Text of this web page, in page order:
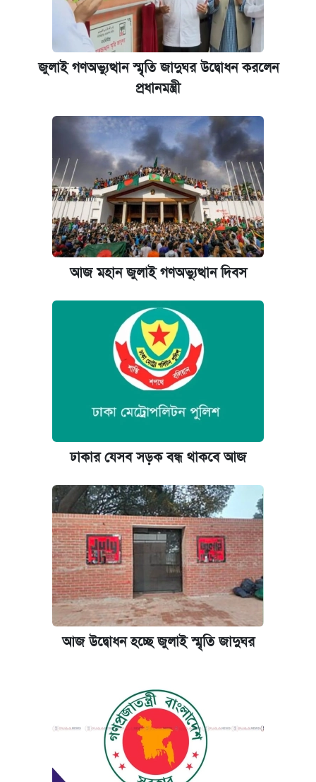
নবম পে স্কেল বাস্তবায়ন চূড়ান্ত পর্যায়ে, যা জানালেন
অর্থমন্ত্রী
জাপানে সম্পূর্ণ ফ্রি স্কলারশিপে মাস্টার্স ও পিএইচডি
যুক্তরাষ্ট্র থেকে আরও ২৩ বাংলাদেশিকে দেশে
ফেরত পাঠানো হলো
বিজ্ঞান কারখানায় জব কার্ড অটোমেশন চালু করল
জুলাই গণঅভ্যুত্থান স্মৃতি জাদুঘর উদ্বোধন করলেন
প্রধানমন্ত্রী
আজ মহান জুলাই গণঅভ্যুত্থান দিবস
ঢাকার যেসব সড়ক বন্ধ থাকবে আজ
আজ উদ্বোধন হচ্ছে জুলাই স্মৃতি জাদুঘর